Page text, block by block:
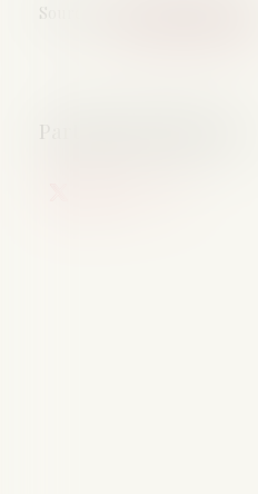
Source :